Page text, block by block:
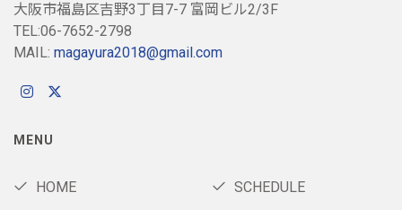
大阪市福島区吉野3丁目7-7 富岡ビル2/3F
TEL:06-7652-2798
MAIL: magayura2018@gmail.com
MENU
HOME
SCHEDULE